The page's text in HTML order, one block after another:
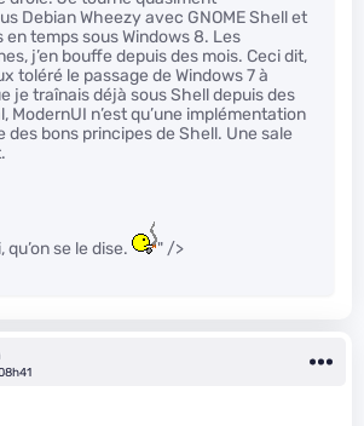
Debian Wheezy avec GNOME Shell et
en temps sous Windows 8. Les
j’en bouffe depuis des mois. Ceci dit,
toléré le passage de Windows 7 à
je traînais déjà sous Shell depuis des
ModernUI n’est qu’une implémentation
des bons principes de Shell. Une sale
qu’on se le dise. " />